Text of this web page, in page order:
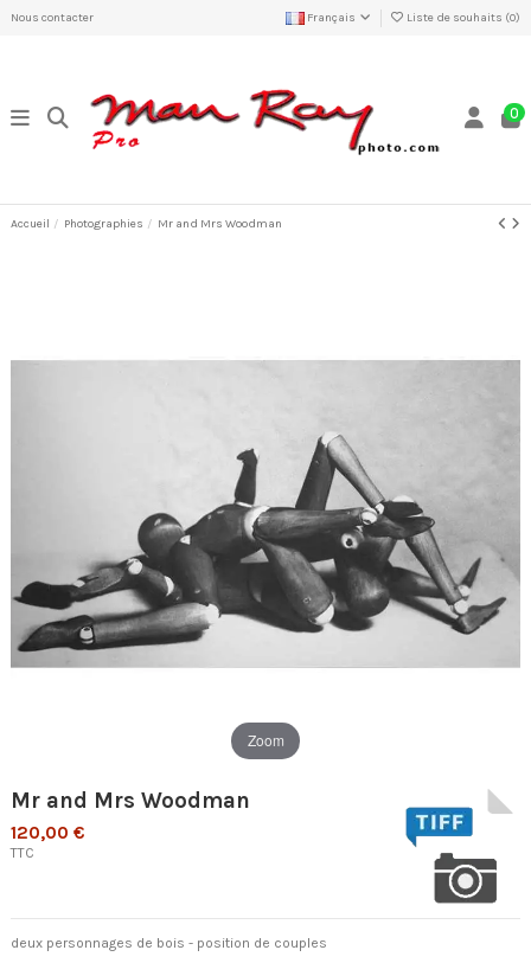
Nous contacter Français Liste de souhaits (0)
0
Accueil Photographies Mr and Mrs Woodman
Zoom
Mr and Mrs Woodman
120,00 €
TTC
deux personnages de bois - position de couples